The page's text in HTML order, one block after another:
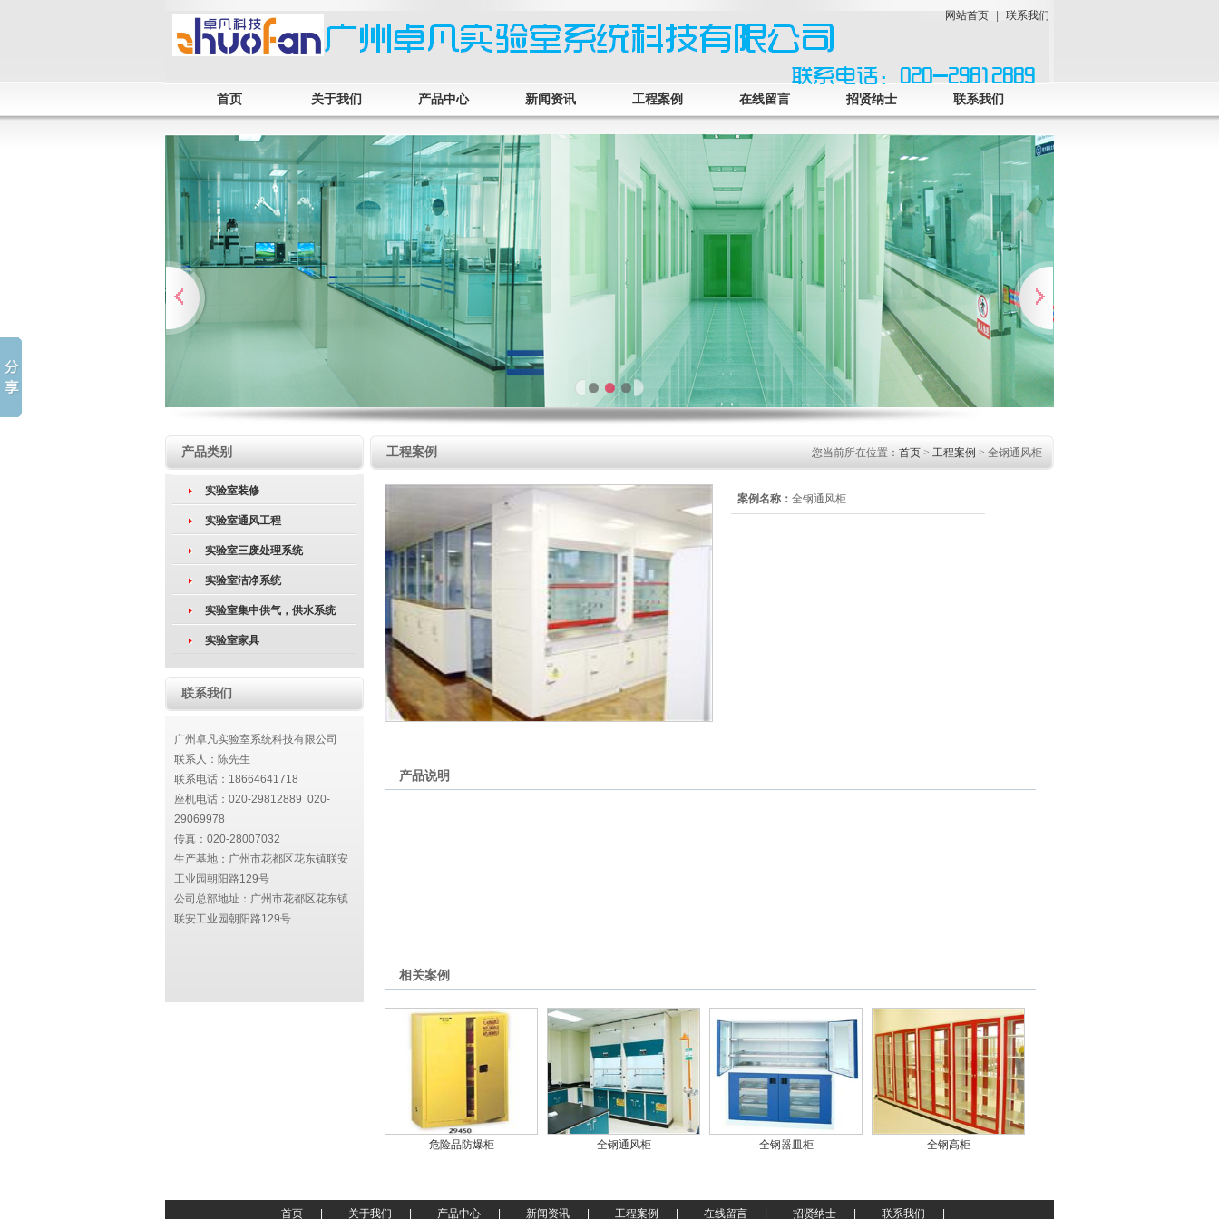
网站首页 联系我们
首页 关于我们 产品中心 新闻资讯 工程案例 在线留言 招贤纳士 联系我们
产品类别
实验室装修
实验室通风工程
实验室三废处理系统
实验室洁净系统
实验室集中供气，供水系统
实验室家具
联系我们
广州卓凡实验室系统科技有限公司
联系人：陈先生
联系电话：18664641718
座机电话：020-29812889 020-
29069978
传真：020-28007032
生产基地：广州市花都区花东镇联安
工业园朝阳路129号
公司总部地址： 广州市花都区花东镇
联安工业园朝阳路129号
工程案例 您当前所在位置： 首页 > 工程案例 > 全钢通风柜
案例名称： 全钢通风柜
产品说明
相关案例
危险品防爆柜 全钢通风柜 全钢器皿柜 全钢高柜
首页 关于我们 产品中心 新闻资讯 工程案例 在线留言 招贤纳士 联系我们